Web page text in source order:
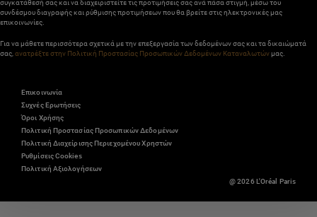
συγκατάθεσή σας και να διαχειριστείτε τις προτιμήσεις σας ανά πάσα στιγμή, μέσω του
συνδέσμου διαγραφής και ρύθμισης προτιμήσεων που θα βρείτε στις ηλεκτρονικές μας
επικοινωνίες.
Για να μάθετε περισσότερα σχετικά με την επεξεργασία των δεδομένων σας και τα δικαιώματά
σας, ανατρέξτε στην Πολιτική Προστασίας Προσωπικών Δεδομένων Καταναλωτώνμας.
Επικοινωνία
Συχνές Ερωτήσεις
Όροι Χρήσης
Πολιτική Προστασίας Προσωπικών Δεδομένων
Πολιτική Διαχείρισης Περιεχομένου Χρηστών
Ρυθμίσεις Cookies
Πολιτική Αξιολογήσεων
@ 2026 L'Oréal Paris